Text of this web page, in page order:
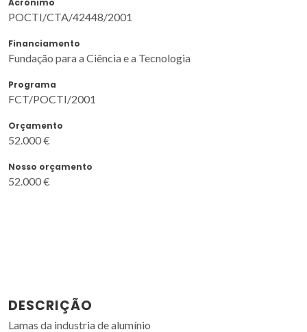
POCTI/CTA/42448/2001
Financiamento
Fundação para a Ciência e a Tecnologia
Programa
FCT/POCTI/2001
Orçamento
52.000 €
Nosso orçamento
52.000 €
DESCRIÇÃO
Lamas da industria de alumínio